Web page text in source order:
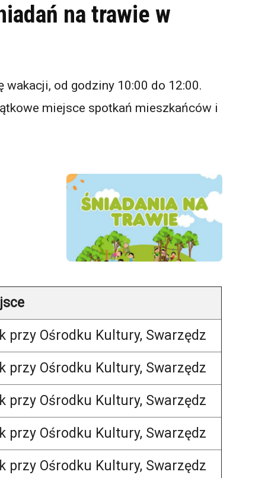
na trawie w
wakacji, od godziny 10:00 do 12:00.
miejsce spotkań mieszkańców i
przy Ośrodku Kultury, Swarzędz
przy Ośrodku Kultury, Swarzędz
przy Ośrodku Kultury, Swarzędz
przy Ośrodku Kultury, Swarzędz
przy Ośrodku Kultury, Swarzędz